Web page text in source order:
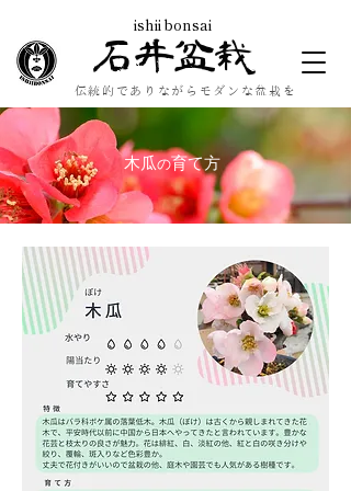
ishii bonsai
石井盆栽
伝統的でありながらモダンな盆栽を
​木瓜の育て方